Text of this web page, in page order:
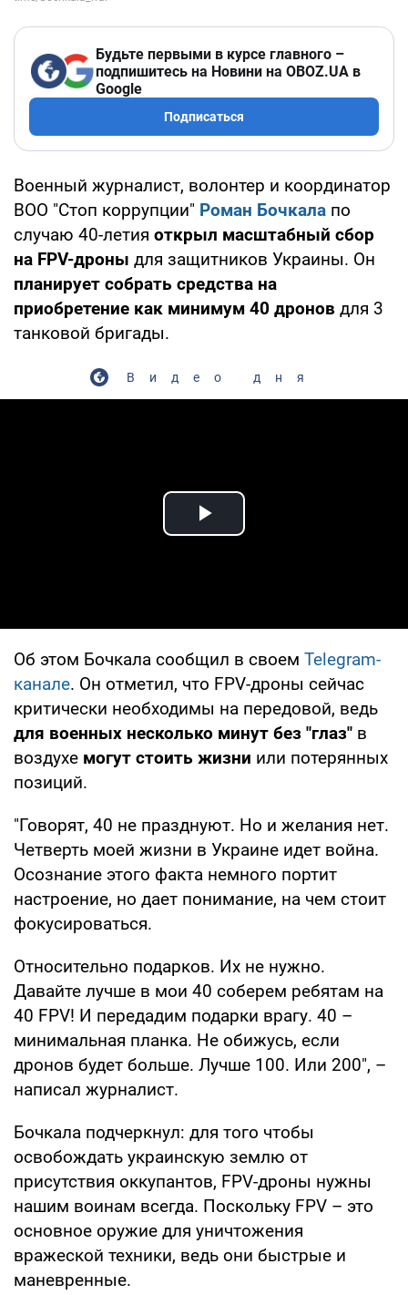
Будьте первыми в курсе главного –
подпишитесь на Новини на OBOZ.UA в
Google
Подписаться
Военный журналист, волонтер и координатор
ВОО "Стоп коррупции" Роман Бочкала по
случаю 40-летия открыл масштабный сбор
на FPV-дроны для защитников Украины. Он
планирует собрать средства на
приобретение как минимум 40 дронов для 3
танковой бригады.
Видео дня
Play Video
Об этом Бочкала сообщил в своем Telegram-
канале. Он отметил, что FPV-дроны сейчас
критически необходимы на передовой, ведь
для военных несколько минут без "глаз" в
воздухе могут стоить жизни или потерянных
позиций.
"Говорят, 40 не празднуют. Но и желания нет.
Четверть моей жизни в Украине идет война.
Осознание этого факта немного портит
настроение, но дает понимание, на чем стоит
фокусироваться.
Относительно подарков. Их не нужно.
Давайте лучше в мои 40 соберем ребятам на
40 FPV! И передадим подарки врагу. 40 –
минимальная планка. Не обижусь, если
дронов будет больше. Лучше 100. Или 200", –
написал журналист.
Бочкала подчеркнул: для того чтобы
освобождать украинскую землю от
присутствия оккупантов, FPV-дроны нужны
нашим воинам всегда. Поскольку FPV – это
основное оружие для уничтожения
вражеской техники, ведь они быстрые и
маневренные.